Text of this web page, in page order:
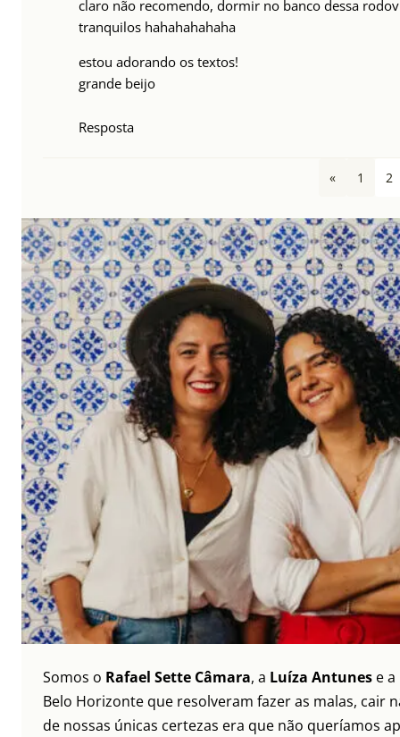
claro não recomendo, dormir no banco dessa
tranquilos hahahahahaha
estou adorando os textos!
grande beijo
Resposta
« 1 2
Somos o Rafael Sette Câmara, a Luíza Antunes e a
Belo Horizonte que resolveram fazer as malas, cair
de nossas únicas certezas era que não queríamos